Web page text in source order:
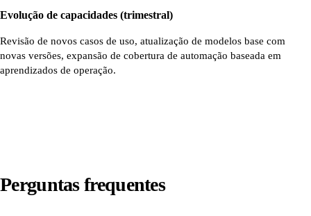
Evolução de capacidades (trimestral)
Revisão de novos casos de uso, atualização de modelos base com
novas versões, expansão de cobertura de automação baseada em
aprendizados de operação.
Perguntas frequentes